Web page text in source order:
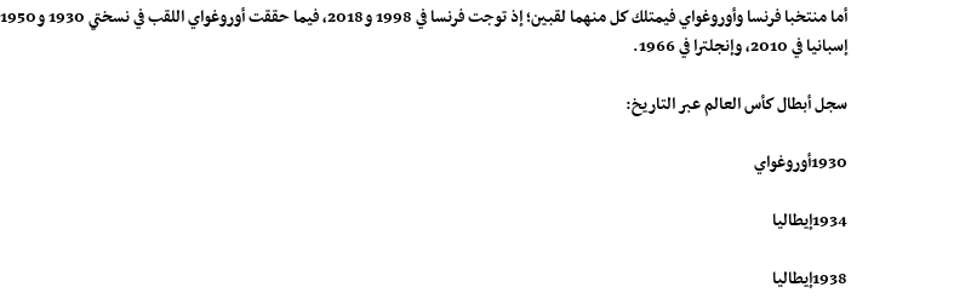
إسبانيا في 2010، وإنجلترا في 1966.
سجل أبطال كأس العالم عبر التاريخ:
1930أوروغواي
1934إيطاليا
1938إيطاليا